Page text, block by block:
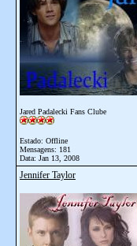
Jared Padalecki Fans Clube
Estado: Offline
Mensagens: 181
Data: Jan 13, 2008
Jennifer Taylor